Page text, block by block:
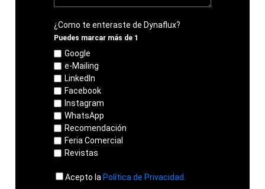
¿Como te enteraste de Dynaflux?
Puedes marcar más de 1
Google
e-Mailing
LinkedIn
Facebook
Instagram
WhatsApp
Recomendación
Feria Comercial
Revistas
Acepto la Política de Privacidad.